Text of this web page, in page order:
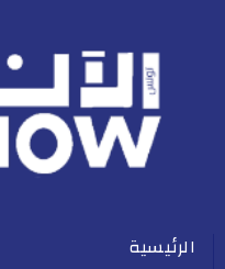
الرئيسية